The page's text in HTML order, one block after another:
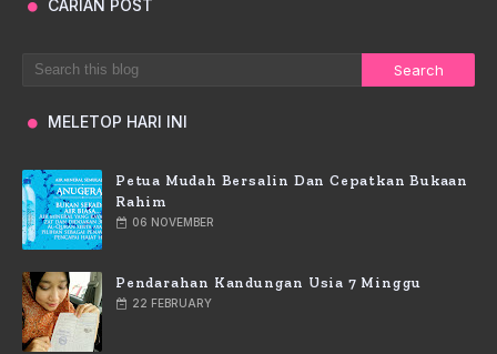
CARIAN POST
MELETOP HARI INI
Petua Mudah Bersalin Dan Cepatkan Bukaan
Rahim
06 NOVEMBER
Pendarahan Kandungan Usia 7 Minggu
22 FEBRUARY